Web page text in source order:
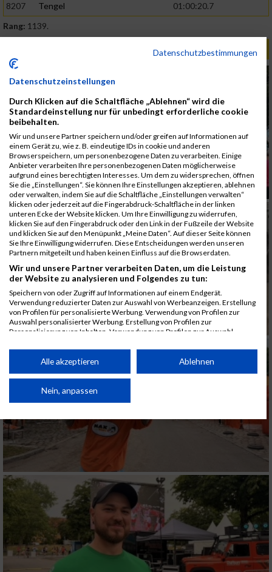
8207
Tengel
01:00:20.7
Rang: 1139.
ALBUM B2RUN MÜNCHEN / 15.07.2026Datenschutzbestimmungen
Datenschutzeinstellungen
Durch Klicken auf die Schaltfläche „Ablehnen“ wird die
Standardeinstellung nur für unbedingt erforderliche cookie
beibehalten.
Wir und unsere Partner speichern und/oder greifen auf Informationen auf
einem Gerät zu, wie z. B. eindeutige IDs in cookie und anderen
Browserspeichern, um personenbezogene Daten zu verarbeiten. Einige
Anbieter verarbeiten Ihre personenbezogenen Daten möglicherweise
aufgrund eines berechtigten Interesses. Um dem zu widersprechen, öffnen
Sie die „Einstellungen“. Sie können Ihre Einstellungen akzeptieren, ablehnen
oder verwalten, indem Sie auf die Schaltfläche „Einstellungen verwalten“
klicken oder jederzeit auf die Fingerabdruck-Schaltfläche in der linken
unteren Ecke der Website klicken. Um Ihre Einwilligung zu widerrufen,
klicken Sie auf den Fingerabdruck oder den Link in der Fußzeile der Website
und klicken Sie auf den Menüpunkt „Meine Daten“. Auf dieser Seite können
Sie Ihre Einwilligung widerrufen. Diese Entscheidungen werden unseren
Partnern mitgeteilt und haben keinen Einfluss auf die Browserdaten.
Wir und unsere Partner verarbeiten Daten, um die Leistung
der Website zu analysieren und Folgendes zu tun:
Speichern von oder Zugriff auf Informationen auf einem Endgerät.
Verwendung reduzierter Daten zur Auswahl von Werbeanzeigen. Erstellung
von Profilen für personalisierte Werbung. Verwendung von Profilen zur
Auswahl personalisierter Werbung. Erstellung von Profilen zur
Personalisierung von Inhalten. Verwendung von Profilen zur Auswahl
Performance von Inhalten. Analyse von Zielgruppen durch Statistiken oder
Kombinationen von Daten aus verschiedenen Quellen. Entwicklung und
von Inhalten.
Daten können außerhalb der Europäischen Union weitergegeben und in die
Website/App.
Partnerliste anzeigen (1 IAB-Anbieter)
IAB-Verarbeitungszwecke:
Speichern von oder Zugriff auf Informationen
auf einem Endgerät
Verwendung reduzierter Daten zur Auswahl
von Werbeanzeigen
Alle akzeptieren Ablehnen
Nein, anpassen